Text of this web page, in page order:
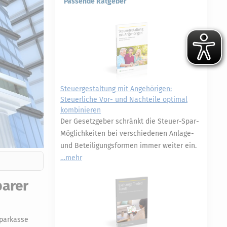
Steuergestaltung mit Angehörigen:
Steuerliche Vor- und Nachteile optimal
kombinieren
Der Gesetzgeber schränkt die Steuer-Spar-
Möglichkeiten bei verschiedenen Anlage-
und Beteiligungsformen immer weiter ein.
mehr